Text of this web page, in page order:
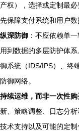
产权），选择或定制最
先保障支付系统和用户数
纵深防御 ：不应依赖单
用到数据的多层防护体
御系统（IDS/IPS）、终
防御网络。
持续运维，而非一次性购
新、策略调整、日志分
技术支持以及可能的定制